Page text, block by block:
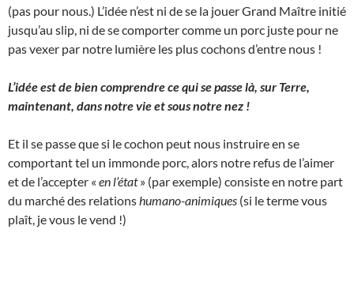
(pas pour nous.) L’idée n’est ni de se la jouer Grand Maître initié
jusqu’au slip, ni de se comporter comme un porc juste pour ne
pas vexer par notre lumière les plus cochons d’entre nous !
L’idée est de bien comprendre ce qui se passe là, sur Terre,
maintenant, dans notre vie et sous notre nez !
Et il se passe que si le cochon peut nous instruire en se
comportant tel un immonde porc, alors notre refus de l’aimer
et de l’accepter « en l’état» (par exemple) consiste en notre part
du marché des relations humano-animiques (si le terme vous
plaît, je vous le vend !)